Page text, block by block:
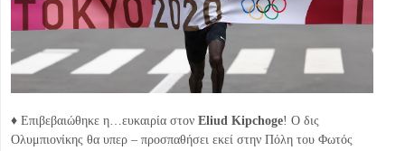
♦ Επιβεβαιώθηκε η…ευκαιρία στον Eliud Kipchoge! Ο δις
Ολυμπιονίκης θα υπερ – προσπαθήσει εκεί στην Πόλη του Φωτός